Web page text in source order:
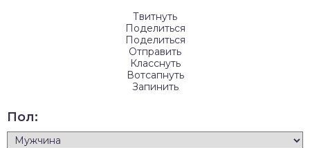
Твитнуть
Поделиться
Поделиться
Отправить
Класснуть
Вотсапнуть
Запинить
Пол: